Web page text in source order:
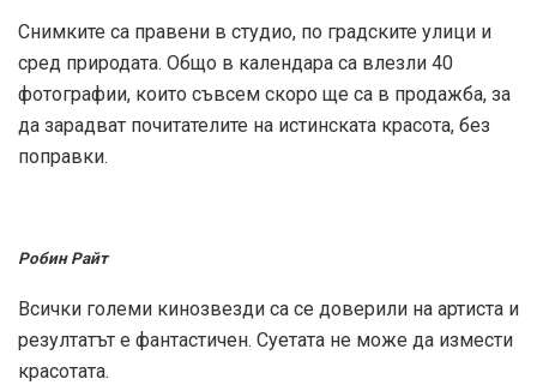
Снимките са правени в студио, по градските улици и
сред природата. Общо в календара са влезли 40
фотографии, които съвсем скоро ще са в продажба, за
да зарадват почитателите на истинската красота, без
поправки.
Робин Райт
Всички големи кинозвезди са се доверили на артиста и
резултатът е фантастичен. Суетата не може да измести
красотата.